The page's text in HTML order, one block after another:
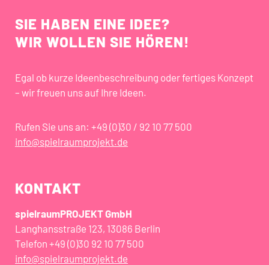
SIE HABEN EINE IDEE?
WIR WOLLEN SIE HÖREN!
Egal ob kurze Ideenbeschreibung oder fertiges Konzept
– wir freuen uns auf Ihre Ideen.
Rufen Sie uns an: +49 (0)30 / 92 10 77 500
info@spielraumprojekt.de
KONTAKT
spielraumPROJEKT GmbH
Langhansstraße 123, 13086 Berlin
Telefon +49 (0)30 92 10 77 500
info@spielraumprojekt.de